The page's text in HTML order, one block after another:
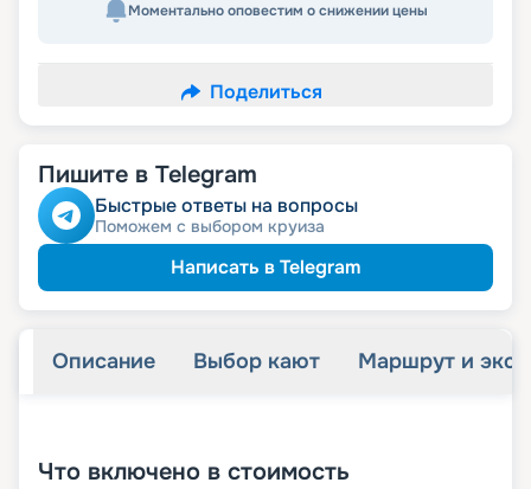
Моментально оповестим о снижении цены
Поделиться
Пишите в Telegram
Быстрые ответы на вопросы
Поможем с выбором круиза
Написать в Telegram
Описание Выбор кают Маршрут и
Что включено в стоимость